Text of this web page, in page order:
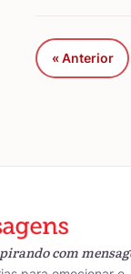
« Anterior
com